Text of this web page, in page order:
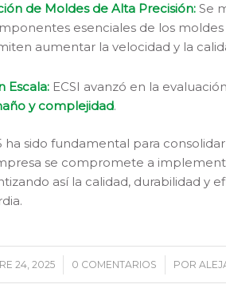
de Moldes de Alta Precisión: Se
esenciales de los
aumentar la velocidad y la
Escala: ECSI avanzó en la
y complejidad.
ha sido fundamental para
se compromete a
así la calidad, durabilidad y
24, 2025
/ 0 COMENTARIOS
/ POR